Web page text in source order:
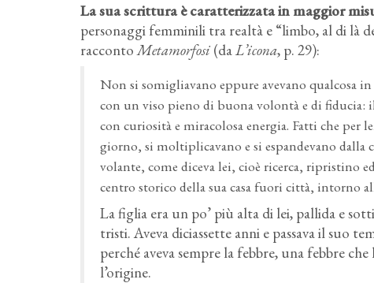
La sua scrittura è caratterizzata in maggior
personaggi femminili tra realtà e “limbo, al di là
raccontoMetamorfosi (daL’icona, p. 29):
Non si somigliavano eppure avevano qualcosa
con un viso pieno di buona volontà e di fiducia:
con curiosità e miracolosa energia. Fatti che per
giorno, si moltiplicavano e si espandevano dalla
volante, come diceva lei, cioè ricerca, ripristino
centro storico della sua casa fuori città, intorno
La figlia era un po’ più alta di lei, pallida e
tristi. Aveva diciassette anni e passava il suo
perché aveva sempre la febbre, una febbre
l’origine.